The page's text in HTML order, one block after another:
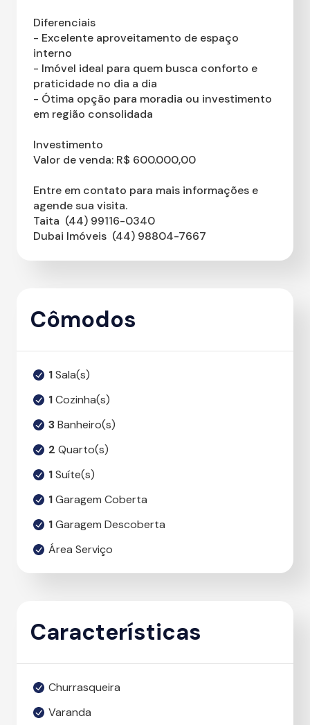
Diferenciais
- Excelente aproveitamento de espaço
interno
- Imóvel ideal para quem busca conforto e
praticidade no dia a dia
- Ótima opção para moradia ou investimento
em região consolidada
Investimento
Valor de venda: R$ 600.000,00
Entre em contato para mais informações e
agende sua visita.
Taita  (44) 99116-0340
Dubai Imóveis  (44) 98804-7667
Cômodos
1Sala(s)
1Cozinha(s)
3Banheiro(s)
2 Quarto(s)
1Suíte(s)
1Garagem Coberta
1Garagem Descoberta
Área Serviço
Características
Churrasqueira
Varanda